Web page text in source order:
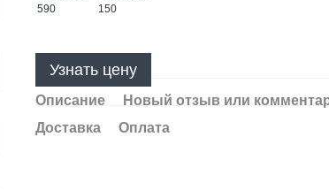
Узнать цену
Описание
Новый отзыв или
Доставка
Оплата